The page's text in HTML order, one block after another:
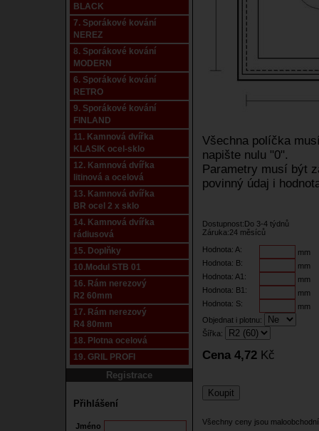
BLACK
7. Sporákové kování
NEREZ
8. Sporákové kování
MODERN
6. Sporákové kování
RETRO
9. Sporákové kování
FINLAND
11. Kamnová dvířka
KLASIK ocel-sklo
12. Kamnová dvířka
litinová a ocelová
13. Kamnová dvířka
BR ocel 2 x sklo
14. Kamnová dvířka
rádiusová
15. Doplňky
10.Modul STB 01
16. Rám nerezový
R2 60mm
17. Rám nerezový
R4 80mm
18. Plotna ocelová
19. GRIL PROFI
Registrace
Přihlášení
Jméno
Všechna políčka
napište nulu "0".
Parametry musí být
povinný údaj i
Dostupnost:Do 3-4 týdnů
Záruka:24 měsíců
Hodnota: A:
mm
Hodnota: B:
mm
Hodnota: A1:
mm
Hodnota: B1:
mm
Hodnota: S:
mm
Objednat i plotnu:
Šířka:
Cena 4,72 Kč
Všechny ceny jsou